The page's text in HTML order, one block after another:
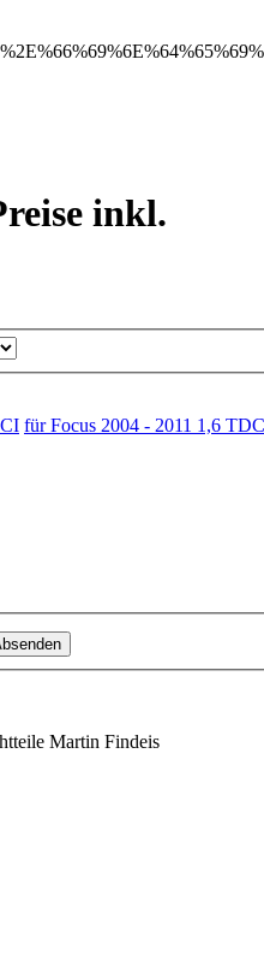
inkl.
für Focus 2004 - 2011 1,6
Martin Findeis